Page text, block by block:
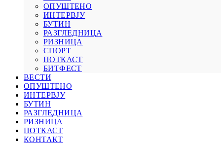
ОПУШТЕНО
ИНТЕРВЈУ
БУТИН
РАЗГЛЕДНИЦА
РИЗНИЦА
СПОРТ
ПОТКАСТ
БИТФЕСТ
ВЕСТИ
ОПУШТЕНО
ИНТЕРВЈУ
БУТИН
РАЗГЛЕДНИЦА
РИЗНИЦА
ПОТКАСТ
КОНТАКТ